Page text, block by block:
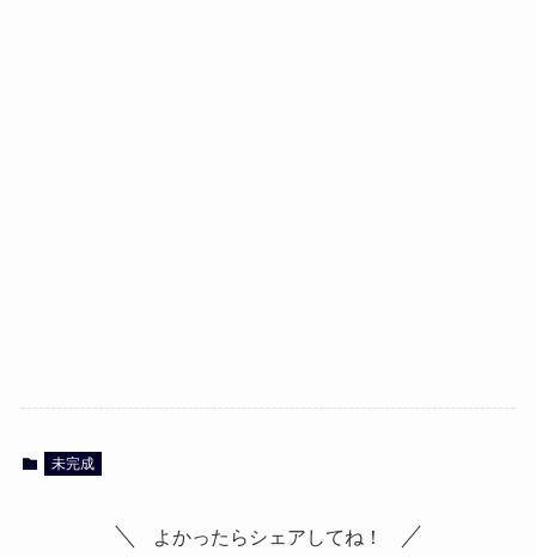
未完成
よかったらシェアしてね！